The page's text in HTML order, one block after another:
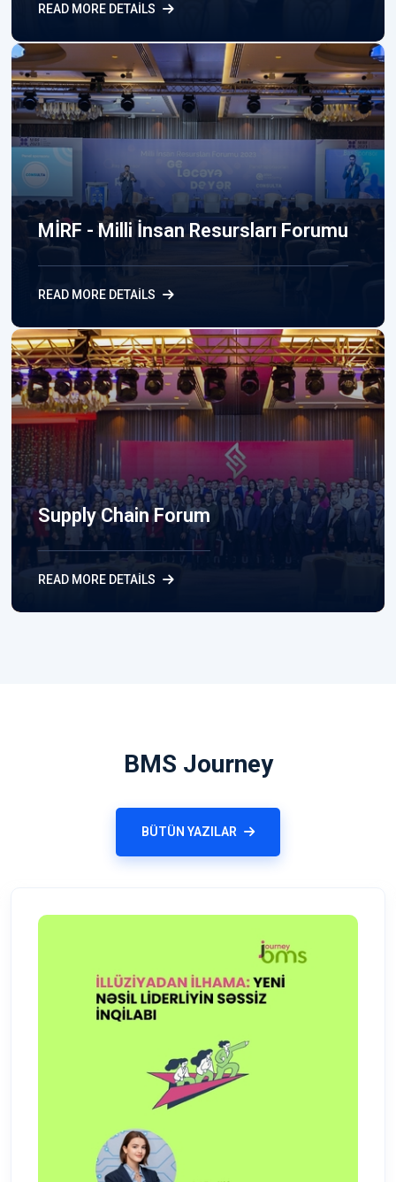
READ MORE DETAILS
MİRF - Milli İnsan Resursları Forumu
READ MORE DETAILS
Supply Chain Forum
READ MORE DETAILS
BMS Journey
BÜTÜN YAZILAR